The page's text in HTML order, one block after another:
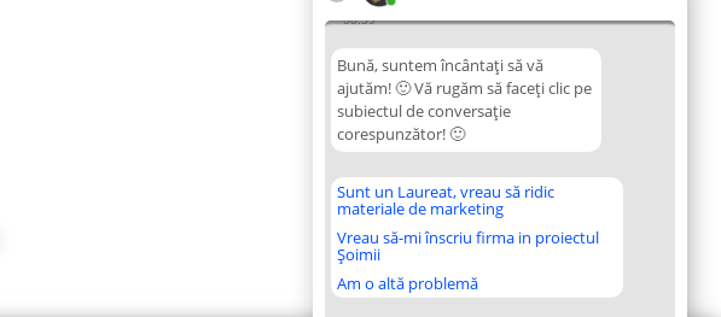
08:39
Bună, suntem încântați să vă
ajutăm! 🙂 Vă rugăm să faceți clic pe
subiectul de conversație
corespunzător! 🙂
Sunt un Laureat, vreau să ridic
materiale de marketing
Vreau să-mi înscriu firma in proiectul
Șoimii
Am o altă problemă